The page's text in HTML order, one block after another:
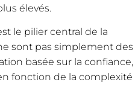
élevés.
le pilier central de la
sont pas simplement des
basée sur la confiance,
fonction de la complexité